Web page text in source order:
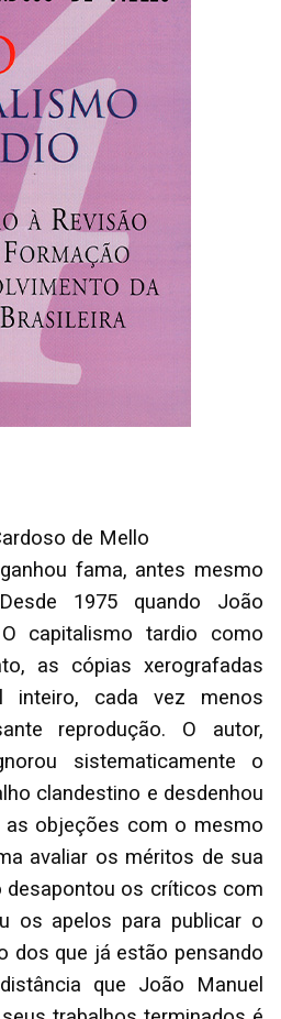
de Mello
fama, antes mesmo
1975 quando João
capitalismo tardio como
as cópias xerografadas
inteiro, cada vez menos
reprodução. O autor,
sistematicamente o
clandestino e desdenhou
as objeções com o mesmo
avaliar os méritos de sua
desapontou os críticos com
os apelos para publicar o
dos que já estão pensando
que João Manuel